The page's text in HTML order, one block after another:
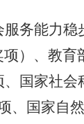
服务能力稳
） 、教育
、国家社会
、国家自